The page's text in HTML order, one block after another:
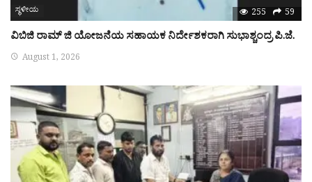
ಸ್ಥಳೀಯ 255 59
ವಿಬಿಜಿ ರಾಮ್ ಜಿ ಯೋಜನೆಯ ಸಹಾಯಕ ನಿರ್ದೇಶಕರಾಗಿ ಸುಭಾಶ್ಚಂದ್ರ ಪಿ.ಜೆ.
August 1, 2026